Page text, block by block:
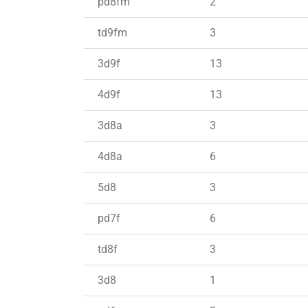
td9fm 3
3d9f 13
4d9f 13
3d8a 3
4d8a 6
5d8 3
pd7f 6
td8f 3
3d8 1